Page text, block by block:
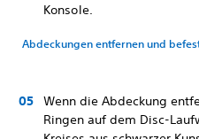
Konsole.
Abdeckungen entfernen und
Wenn die Abdeckung
Ringen auf dem Disc-